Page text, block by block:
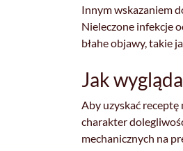
Innym wskazaniem
Nieleczone infekcje
błahe objawy, takie
Jak
Aby uzyskać
charakter
mechanicznych na